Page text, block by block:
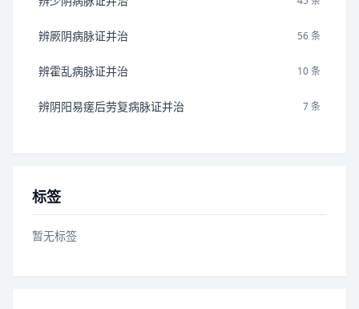
辨厥阴病脉证并治 56 条
辨霍乱病脉证并治 10 条
辨阴阳易瘥后劳复病脉证并治 7 条
标签
暂无标签